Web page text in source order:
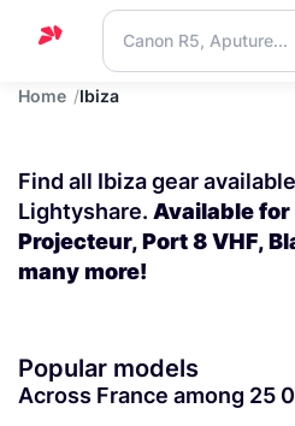
Home
Blog
Contact
us
Home Ibiza
Find all Ibiza gear
Lightyshare. Available
Projecteur, Port 8 VHF,
many more!
Popular models
Across France among 25